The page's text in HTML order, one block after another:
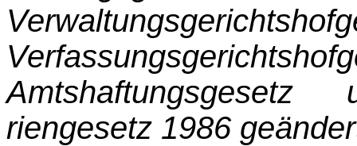
riengesetz 1986